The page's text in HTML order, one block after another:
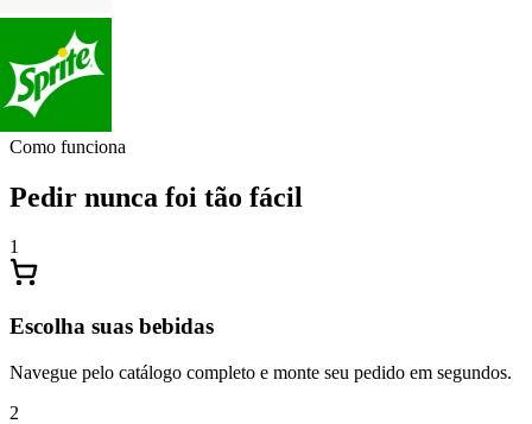
Como funciona
Pedir nunca foi tão fácil
1
Escolha suas bebidas
Navegue pelo catálogo completo e monte seu pedido em segundos.
2